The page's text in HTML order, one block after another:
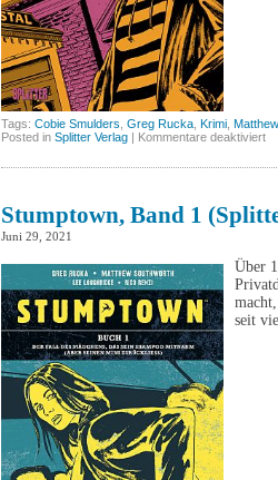
Tags: Cobie Smulders Greg Rucka Krimi
Posted in Splitter Verlag Kommentare deaktiviertfür
Stumptown, Band 1
Juni 29, 2021
Über
seit